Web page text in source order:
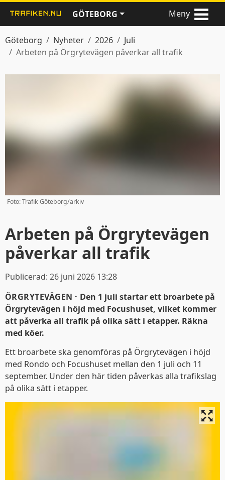
GÖTEBORG Meny
Göteborg Nyheter 2026
Juli
Arbeten på Örgrytevägen påverkar all trafik
Foto: Trafik Göteborg/arkiv
Arbeten på Örgrytevägen
påverkar all trafik
Publicerad: 26 juni 2026 13:28
ÖRGRYTEVÄGEN · Den 1 juli startar ett broarbete på
Örgrytevägen i höjd med Focushuset, vilket kommer
att påverka all trafik på olika sätt i etapper. Räkna
med köer.
Ett broarbete ska genomföras på Örgrytevägen i höjd
med Rondo och Focushuset mellan den 1 juli och 11
september. Under den här tiden påverkas alla trafikslag
på olika sätt i etapper.